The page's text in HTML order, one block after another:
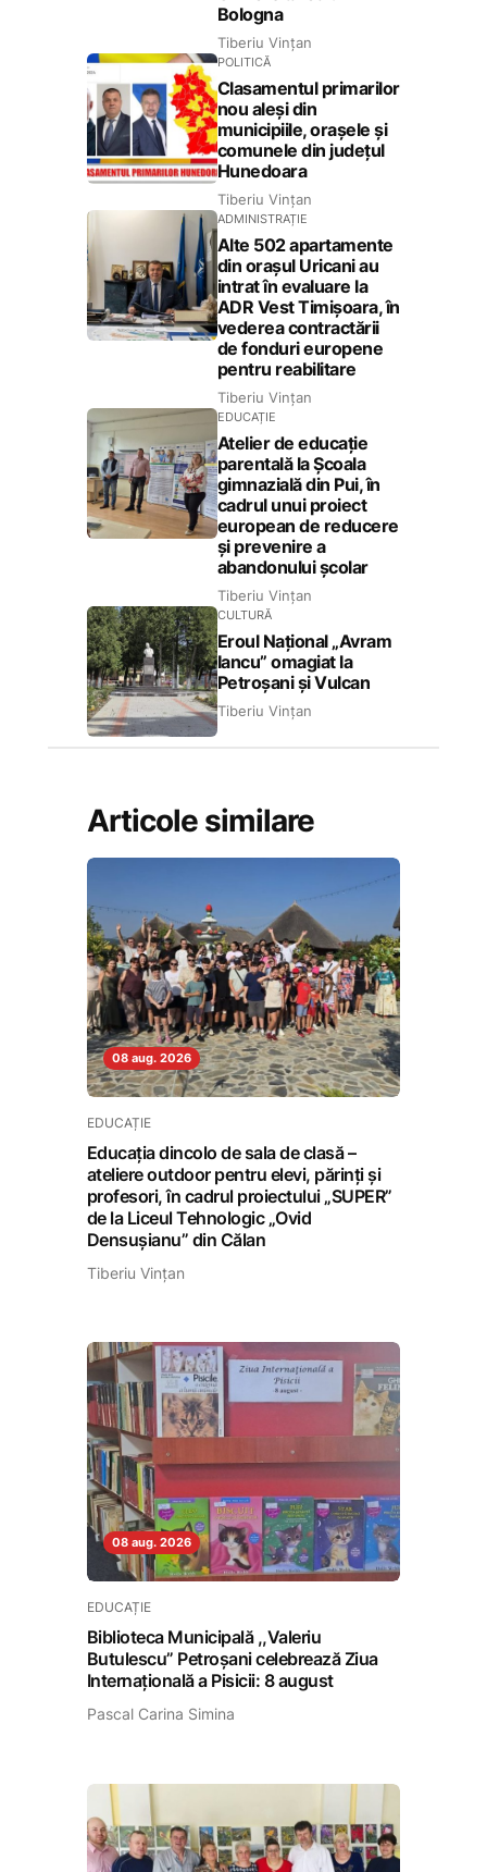
Bologna
Tiberiu Vințan
POLITICĂ
Clasamentul primarilor
nou aleși din
municipiile, orașele și
comunele din județul
Hunedoara
Tiberiu Vințan
ADMINISTRAȚIE
Alte 502 apartamente
din orașul Uricani au
intrat în evaluare la
ADR Vest Timișoara, în
vederea contractării
de fonduri europene
pentru reabilitare
Tiberiu Vințan
EDUCAȚIE
Atelier de educație
parentală la Școala
gimnazială din Pui, în
cadrul unui proiect
european de reducere
și prevenire a
abandonului școlar
Tiberiu Vințan
CULTURĂ
Eroul Național „Avram
Iancu” omagiat la
Petroșani și Vulcan
Tiberiu Vințan
Articole similare
08 aug. 2026
EDUCAȚIE
Educația dincolo de sala de clasă –
ateliere outdoor pentru elevi, părinți și
profesori, în cadrul proiectului „SUPER”
de la Liceul Tehnologic „Ovid
Densușianu” din Călan
Tiberiu Vințan
08 aug. 2026
EDUCAȚIE
Biblioteca Municipală ,,Valeriu
Butulescu” Petroșani celebrează Ziua
Internațională a Pisicii: 8 august
Pascal Carina Simina